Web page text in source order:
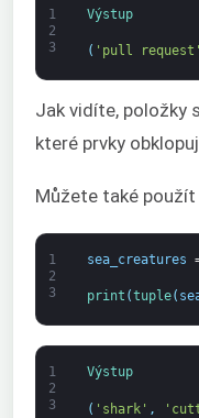
1
2
3
Výstup
( 'pull request'
Jak vidíte, položky
které prvky
Můžete také
1
2
3
sea_creatures
print (tuple(
1
2
3
Výstup
( 'shark' ,